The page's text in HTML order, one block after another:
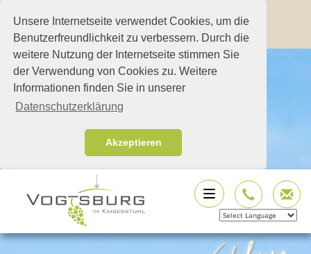
Unsere Internetseite verwendet Cookies, um die
Benutzerfreundlichkeit zu verbessern. Durch die
weitere Nutzung der Internetseite stimmen Sie
der Verwendung von Cookies zu. Weitere
Informationen finden Sie in unserer
Datenschutzerklärung
Akzeptieren